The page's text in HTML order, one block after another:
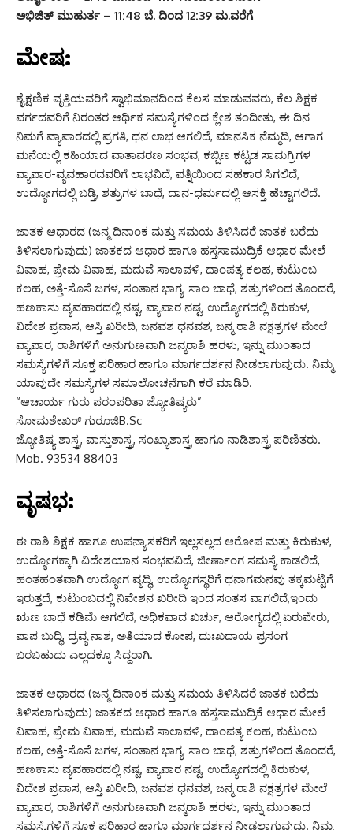
ಅಭಿಜಿತ್ ಮುಹುರ್ತ – 11:48 ಬೆ. ದಿಂದ 12:39 ಮ.ವರೆಗೆ
ಮೇಷ:
ಶೈಕ್ಷಣಿಕ ವೃತ್ತಿಯವರಿಗೆ ಸ್ವಾಭಿಮಾನದಿಂದ ಕೆಲಸ ಮಾಡುವವರು, ಕೆಲ ಶಿಕ್ಷಕ
ವರ್ಗದವರಿಗೆ ನಿರಂತರ ಆರ್ಥಿಕ ಸಮಸ್ಯೆಗಳಿಂದ ಕ್ಲೇಶ ತಂದೀತು, ಈ ದಿನ
ನಿಮಗೆ ವ್ಯಾಪಾರದಲ್ಲಿ ಪ್ರಗತಿ, ಧನ ಲಾಭ ಆಗಲಿದೆ, ಮಾನಸಿಕ ನೆಮ್ಮದಿ, ಆಗಾಗ
ಮನೆಯಲ್ಲಿ ಕಹಿಯಾದ ವಾತಾವರಣ ಸಂಭವ, ಕಬ್ಬಿಣ ಕಟ್ಟಡ ಸಾಮಗ್ರಿಗಳ
ವ್ಯಾಪಾರ-ವ್ಯವಹಾರದವರಿಗೆ ಲಾಭವಿದೆ, ಪತ್ನಿಯಿಂದ ಸಹಕಾರ ಸಿಗಲಿದೆ,
ಉದ್ಯೋಗದಲ್ಲಿ ಬಡ್ತಿ, ಶತ್ರುಗಳ ಬಾಧೆ, ದಾನ-ಧರ್ಮದಲ್ಲಿ ಆಸಕ್ತಿ ಹೆಚ್ಚಾಗಲಿದೆ.
ಜಾತಕ ಆಧಾರದ (ಜನ್ಮ ದಿನಾಂಕ ಮತ್ತು ಸಮಯ ತಿಳಿಸಿದರೆ ಜಾತಕ ಬರೆದು
ತಿಳಿಸಲಾಗುವುದು) ಜಾತಕದ ಆಧಾರ ಹಾಗೂ ಹಸ್ತಸಾಮುದ್ರಿಕೆ ಆಧಾರ ಮೇಲೆ
ವಿವಾಹ, ಪ್ರೇಮ ವಿವಾಹ, ಮದುವೆ ಸಾಲಾವಳಿ, ದಾಂಪತ್ಯ ಕಲಹ, ಕುಟುಂಬ
ಕಲಹ, ಅತ್ತೆ-ಸೊಸೆ ಜಗಳ, ಸಂತಾನ ಭಾಗ್ಯ, ಸಾಲ ಬಾಧೆ, ಶತ್ರುಗಳಿಂದ ತೊಂದರೆ,
ಹಣಕಾಸು ವ್ಯವಹಾರದಲ್ಲಿ ನಷ್ಟ, ವ್ಯಾಪಾರ ನಷ್ಟ, ಉದ್ಯೋಗದಲ್ಲಿ ಕಿರುಕುಳ,
ವಿದೇಶ ಪ್ರವಾಸ, ಆಸ್ತಿ ಖರೀದಿ, ಜನವಶ ಧನವಶ, ಜನ್ಮ ರಾಶಿ ನಕ್ಷತ್ರಗಳ ಮೇಲೆ
ವ್ಯಾಪಾರ, ರಾಶಿಗಳಿಗೆ ಅನುಗುಣವಾಗಿ ಜನ್ಮರಾಶಿ ಹರಳು, ಇನ್ನು ಮುಂತಾದ
ಸಮಸ್ಯೆಗಳಿಗೆ ಸೂಕ್ತ ಪರಿಹಾರ ಹಾಗೂ ಮಾರ್ಗದರ್ಶನ ನೀಡಲಾಗುವುದು. ನಿಮ್ಮ
ಯಾವುದೇ ಸಮಸ್ಯೆಗಳ ಸಮಾಲೋಚನೆಗಾಗಿ ಕರೆ ಮಾಡಿರಿ.
“ಆಚಾರ್ಯ ಗುರು ಪರಂಪರಿತಾ ಜ್ಯೋತಿಷ್ಯರು”
ಸೋಮಶೇಖರ್ ಗುರೂಜಿB.Sc
ಜ್ಯೋತಿಷ್ಯ ಶಾಸ್ತ್ರ, ವಾಸ್ತುಶಾಸ್ತ್ರ, ಸಂಖ್ಯಾಶಾಸ್ತ್ರ ಹಾಗೂ ನಾಡಿಶಾಸ್ತ್ರ ಪರಿಣಿತರು.
Mob. 93534 88403
ವೃಷಭ:
ಈ ರಾಶಿ ಶಿಕ್ಷಕ ಹಾಗೂ ಉಪನ್ಯಾಸಕರಿಗೆ ಇಲ್ಲಸಲ್ಲದ ಆರೋಪ ಮತ್ತು ಕಿರುಕುಳ,
ಉದ್ಯೋಗಕ್ಕಾಗಿ ವಿದೇಶಯಾನ ಸಂಭವವಿದೆ, ಜೀರ್ಣಾಂಗ ಸಮಸ್ಯೆ ಕಾಡಲಿದೆ,
ಹಂತಹಂತವಾಗಿ ಉದ್ಯೋಗ ವೃದ್ಧಿ, ಉದ್ಯೋಗಸ್ಥರಿಗೆ ಧನಾಗಮನವು ತಕ್ಕಮಟ್ಟಿಗೆ
ಇರುತ್ತದೆ, ಕುಟುಂಬದಲ್ಲಿ ನಿವೇಶನ ಖರೀದಿ ಇಂದ ಸಂತಸ ವಾಗಲಿದೆ,ಇಂದು
ಋಣ ಬಾಧೆ ಕಡಿಮೆ ಆಗಲಿದೆ, ಅಧಿಕವಾದ ಖರ್ಚು, ಆರೋಗ್ಯದಲ್ಲಿ ಏರುಪೇರು,
ಪಾಪ ಬುದ್ಧಿ, ದ್ರವ್ಯ ನಾಶ, ಅತಿಯಾದ ಕೋಪ, ದುಃಖದಾಯ ಪ್ರಸಂಗ
ಬರಬಹುದು ಎಲ್ಲದಕ್ಕೂ ಸಿದ್ದರಾಗಿ.
ಜಾತಕ ಆಧಾರದ (ಜನ್ಮ ದಿನಾಂಕ ಮತ್ತು ಸಮಯ ತಿಳಿಸಿದರೆ ಜಾತಕ ಬರೆದು
ತಿಳಿಸಲಾಗುವುದು) ಜಾತಕದ ಆಧಾರ ಹಾಗೂ ಹಸ್ತಸಾಮುದ್ರಿಕೆ ಆಧಾರ ಮೇಲೆ
ವಿವಾಹ, ಪ್ರೇಮ ವಿವಾಹ, ಮದುವೆ ಸಾಲಾವಳಿ, ದಾಂಪತ್ಯ ಕಲಹ, ಕುಟುಂಬ
ಕಲಹ, ಅತ್ತೆ-ಸೊಸೆ ಜಗಳ, ಸಂತಾನ ಭಾಗ್ಯ, ಸಾಲ ಬಾಧೆ, ಶತ್ರುಗಳಿಂದ ತೊಂದರೆ,
ಹಣಕಾಸು ವ್ಯವಹಾರದಲ್ಲಿ ನಷ್ಟ, ವ್ಯಾಪಾರ ನಷ್ಟ, ಉದ್ಯೋಗದಲ್ಲಿ ಕಿರುಕುಳ,
ವಿದೇಶ ಪ್ರವಾಸ, ಆಸ್ತಿ ಖರೀದಿ, ಜನವಶ ಧನವಶ, ಜನ್ಮ ರಾಶಿ ನಕ್ಷತ್ರಗಳ ಮೇಲೆ
ವ್ಯಾಪಾರ, ರಾಶಿಗಳಿಗೆ ಅನುಗುಣವಾಗಿ ಜನ್ಮರಾಶಿ ಹರಳು, ಇನ್ನು ಮುಂತಾದ
ಸಮಸ್ಯೆಗಳಿಗೆ ಸೂಕ್ತ ಪರಿಹಾರ ಹಾಗೂ ಮಾರ್ಗದರ್ಶನ ನೀಡಲಾಗುವುದು. ನಿಮ್ಮ